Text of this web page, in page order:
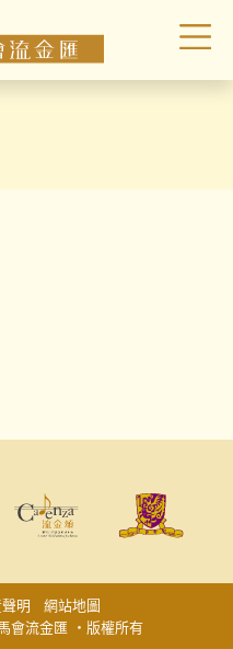
會流金匯 ‧版權所有
明 網站地圖